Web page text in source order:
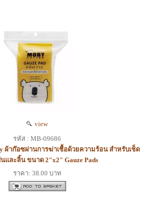
view
รหัส : MB-09686
ผ้าก๊อซผ่านการฆ่าเชื้อด้วยความร้อน สำหรับเช็ด
และลิ้น ขนาด 2"x2" Gauze Pads
ราคา: 38.00 บาท